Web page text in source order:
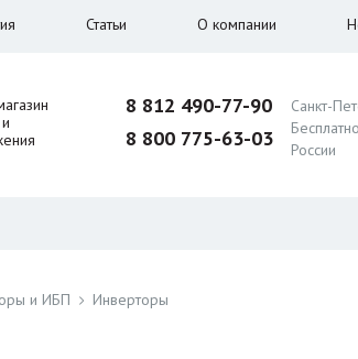
Статьи О компании
8 812 490-77-90 Санкт-
8 800 775-63-03
России
и ИБП Инверторы